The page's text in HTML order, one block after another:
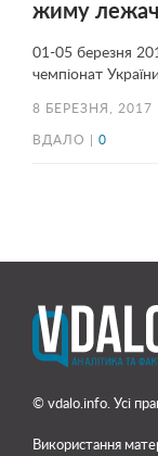
жиму
01-05 березня
чемпіонат
8 БЕРЕЗНЯ, 2017
ВДАЛО | 0
© vdalo.info. Усі
Використання